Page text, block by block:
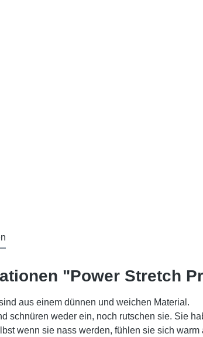
"Power Stretch
aus einem dünnen und weichen Material.
schnüren weder ein, noch rutschen sie. Sie
wenn sie nass werden, fühlen sie sich